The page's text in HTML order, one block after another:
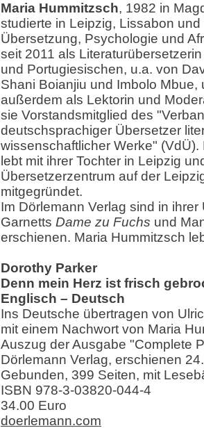
Maria Hummitzsch, 1982 in
studierte in Leipzig, Lissabon
Übersetzung, Psychologie und
seit 2011 als
und Portugiesischen, u.a. von
Shani Boianjiu und Imbolo Mbue,
außerdem als Lektorin und
sie Vorstandsmitglied des
deutschsprachiger Übersetzer
wissenschaftlicher Werke"
lebt mit ihrer Tochter in Leipzig
Übersetzerzentrum auf der
mitgegründet.
Im Dörlemann Verlag sind in
Garnetts Dame zu Fuchs und
erschienen. Maria Hummitzsch
Dorothy Parker
Denn mein Herz ist frisch
Englisch – Deutsch
Ins Deutsche übertragen von
mit einem Nachwort von Maria
Auszug der Ausgabe "Complete
Dörlemann Verlag, erschienen
Gebunden, 399 Seiten, mit
ISBN 978-3-03820-044-4
34.00 Euro
doerlemann.com